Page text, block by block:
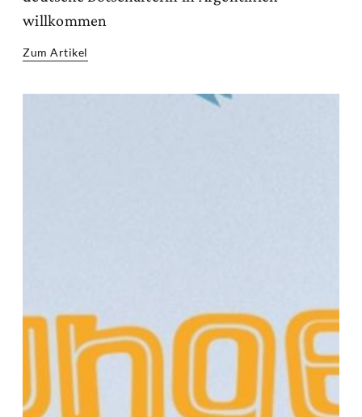
willkommen
Zum Artikel